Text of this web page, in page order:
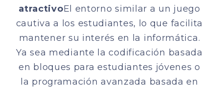
atractivoEl entorno similar a un juego
cautiva a los estudiantes, lo que facilita
mantener su interés en la informática.
Ya sea mediante la codificación basada
en bloques para estudiantes jóvenes o
la programación avanzada basada en